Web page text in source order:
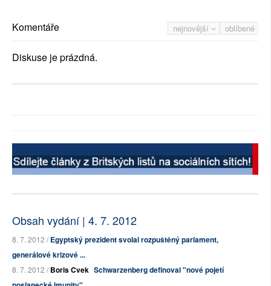
nejnovější oblíbené
Komentáře
Diskuse je prázdná.
Obsah vydání | 4. 7. 2012
8. 7. 2012 /Egyptský prezident svolal rozpuštěný parlament,
generálové krizové ...
8. 7. 2012 /Boris Cvek Schwarzenberg definoval "nové pojetí